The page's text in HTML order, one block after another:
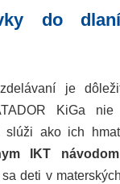
do
je
KiGa
slúži ako ich
IKT návodom
deti v